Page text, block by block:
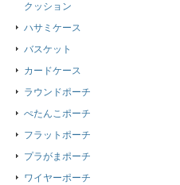
クッション
ハサミケース
バスケット
カードケース
ラウンドポーチ
ぺたんこポーチ
フラットポーチ
プラがまポーチ
ワイヤーポーチ